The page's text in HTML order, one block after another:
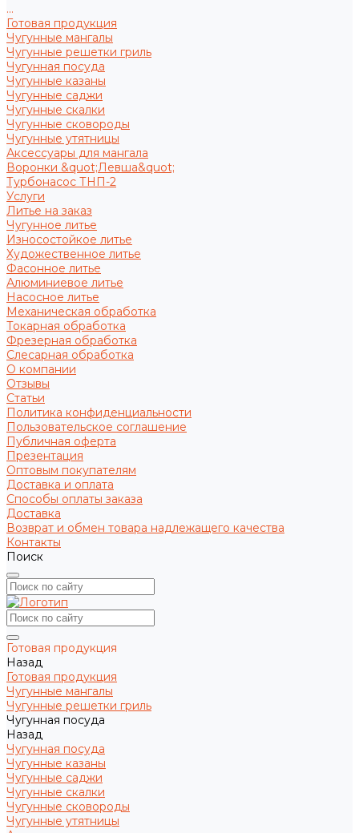
...
Готовая продукция
Чугунные мангалы
Чугунные решетки гриль
Чугунная посуда
Чугунные казаны
Чугунные саджи
Чугунные скалки
Чугунные сковороды
Чугунные утятницы
Аксессуары для мангала
Воронки &quot;Левша&quot;
Турбонасос ТНП-2
Услуги
Литье на заказ
Чугунное литье
Износостойкое литье
Художественное литье
Фасонное литье
Алюминиевое литье
Насосное литье
Механическая обработка
Токарная обработка
Фрезерная обработка
Слесарная обработка
О компании
Отзывы
Статьи
Политика конфиденциальности
Пользовательское соглашение
Публичная оферта
Презентация
Оптовым покупателям
Доставка и оплата
Способы оплаты заказа
Доставка
Возврат и обмен товара надлежащего качества
Контакты
Поиск
Готовая продукция
Назад
Готовая продукция
Чугунные мангалы
Чугунные решетки гриль
Чугунная посуда
Назад
Чугунная посуда
Чугунные казаны
Чугунные саджи
Чугунные скалки
Чугунные сковороды
Чугунные утятницы